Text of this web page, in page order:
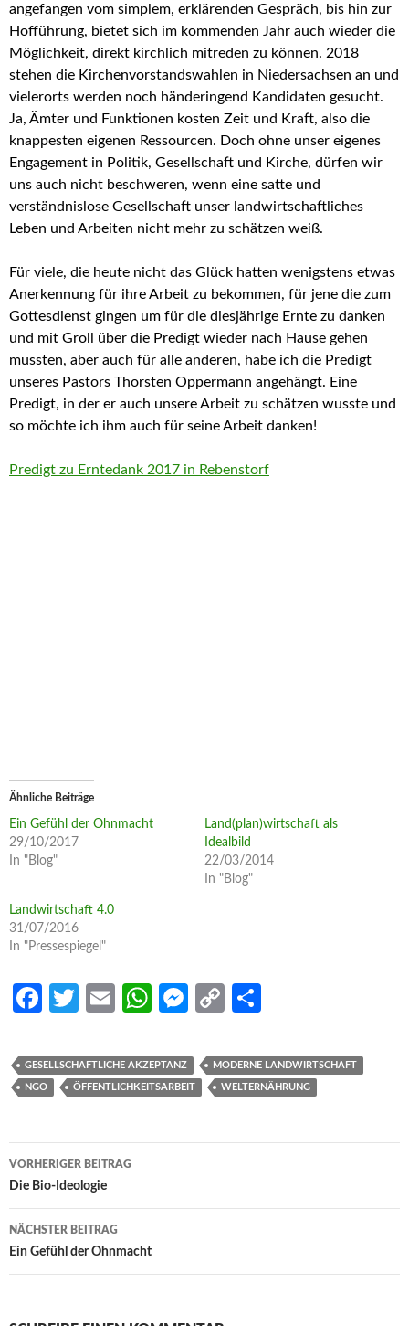
angefangen vom simplem, erklärenden Gespräch, bis hin zur
Hofführung, bietet sich im kommenden Jahr auch wieder die
Möglichkeit, direkt kirchlich mitreden zu können. 2018
stehen die Kirchenvorstandswahlen in Niedersachsen an und
vielerorts werden noch händeringend Kandidaten gesucht.
Ja, Ämter und Funktionen kosten Zeit und Kraft, also die
knappesten eigenen Ressourcen. Doch ohne unser eigenes
Engagement in Politik, Gesellschaft und Kirche, dürfen wir
uns auch nicht beschweren, wenn eine satte und
verständnislose Gesellschaft unser landwirtschaftliches
Leben und Arbeiten nicht mehr zu schätzen weiß.
Für viele, die heute nicht das Glück hatten wenigstens etwas
Anerkennung für ihre Arbeit zu bekommen, für jene die zum
Gottesdienst gingen um für die diesjährige Ernte zu danken
und mit Groll über die Predigt wieder nach Hause gehen
mussten, aber auch für alle anderen, habe ich die Predigt
unseres Pastors Thorsten Oppermann angehängt. Eine
Predigt, in der er auch unsere Arbeit zu schätzen wusste und
so möchte ich ihm auch für seine Arbeit danken!
Predigt zu Erntedank 2017 in Rebenstorf
Ähnliche Beiträge
Ein Gefühl der Ohnmacht
29/10/2017
In "Blog"
Land(plan)wirtschaft als
Idealbild
22/03/2014
In "Blog"
Landwirtschaft 4.0
31/07/2016
In "Pressespiegel"
Fa
b
o
k
T
itt
er
E
ail
W
at
s
p
M
se
n
er
C
p
y
n
ar
e
GESELLSCHAFTLICHE AKZEPTANZ MODERNE LANDWIRTSCHAFT
NGO ÖFFENTLICHKEITSARBEIT WELTERNÄHRUNG
Beitrags-
Navigation
VORHERIGER BEITRAG
Die Bio-Ideologie
NÄCHSTER BEITRAG
Ein Gefühl der Ohnmacht